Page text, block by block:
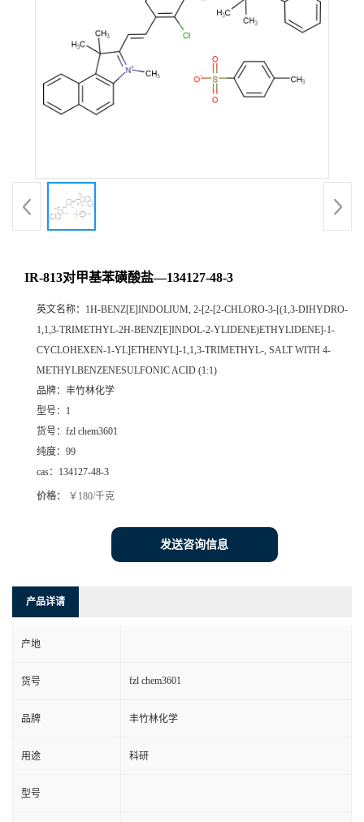
IR-813对甲基苯磺酸盐—134127-48-3
英文名称： 1H-BENZ[E]INDOLIUM, 2-[2-[2-CHLORO-3-[(1,3-DIHYDRO-
1,1,3-TRIMETHYL-2H-BENZ[E]INDOL-2-YLIDENE)ETHYLIDENE]-1-
CYCLOHEXEN-1-YL]ETHENYL]-1,1,3-TRIMETHYL-, SALT WITH 4-
METHYLBENZENESULFONIC ACID (1:1)
品牌： 丰竹林化学
型号： 1
货号： fzl chem3601
纯度： 99
cas： 134127-48-3
价格： ￥180/千克
发送咨询信息
产品详请
产地
货号 fzl chem3601
品牌 丰竹林化学
用途 科研
型号